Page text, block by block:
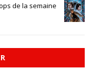
de la semaine